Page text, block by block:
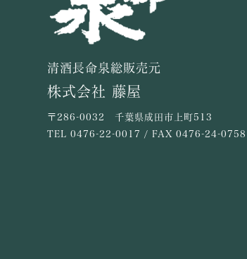
清酒長命泉総販売元
株式会社 藤屋
〒286-0032 千葉県成田市上町513
TEL0476-22-0017 / FAX 0476-24-0758